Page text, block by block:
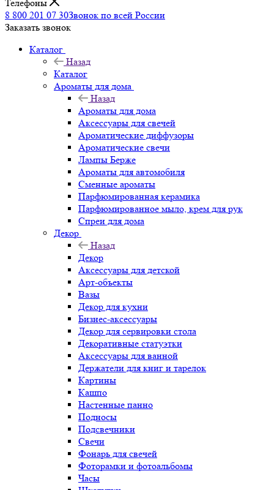
Телефоны
8 800 201 07 30Звонок по всей России
Заказать звонок
Каталог
Назад
Каталог
Ароматы для дома
Назад
Ароматы для дома
Аксессуары для свечей
Ароматические диффузоры
Ароматические свечи
Лампы Берже
Ароматы для автомобиля
Сменные ароматы
Парфюмированная керамика
Парфюмированное мыло, крем для рук
Спреи для дома
Декор
Назад
Декор
Аксессуары для детской
Арт-объекты
Вазы
Декор для кухни
Бизнес-аксессуары
Декор для сервировки стола
Декоративные статуэтки
Аксессуары для ванной
Держатели для книг и тарелок
Картины
Кашпо
Настенные панно
Подносы
Подсвечники
Свечи
Фонарь для свечей
Фоторамки и фотоальбомы
Часы